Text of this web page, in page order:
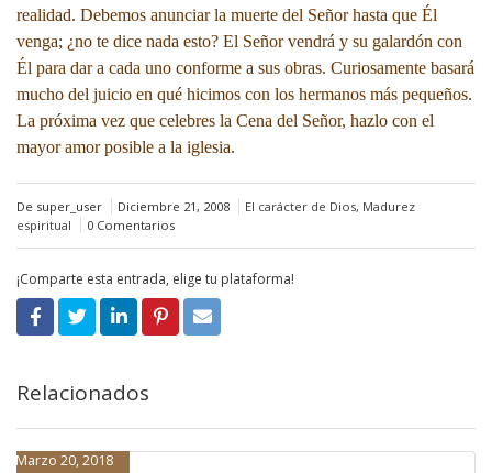
realidad. Debemos anunciar la muerte del Señor hasta que Él
venga; ¿no te dice nada esto? El Señor vendrá y su galardón con
Él para dar a cada uno conforme a sus obras. Curiosamente basará
mucho del juicio en qué hicimos con los hermanos más pequeños.
La próxima vez que celebres la Cena del Señor, hazlo con el
mayor amor posible a la iglesia.
De super_user Diciembre 21, 2008 El carácter de Dios, Madurez
espiritual
0 Comentarios
¡Comparte esta entrada, elige tu plataforma!
Relacionados
Marzo 20, 2018